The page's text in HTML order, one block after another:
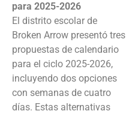
para 2025-2026
El distrito escolar de
Broken Arrow presentó tres
propuestas de calendario
para el ciclo 2025-2026,
incluyendo dos opciones
con semanas de cuatro
días. Estas alternativas